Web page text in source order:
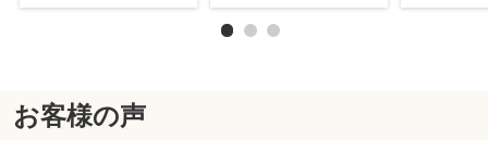
お客様の声